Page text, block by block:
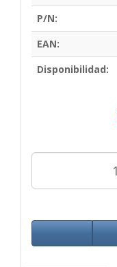
P/N:
EAN:
Disponibilidad: